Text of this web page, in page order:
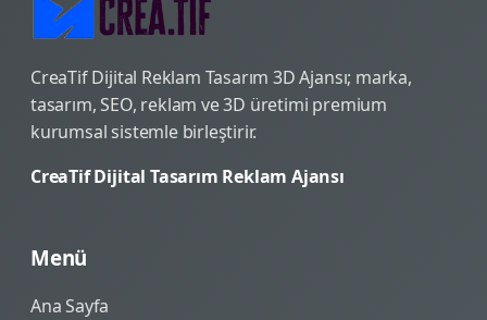
CreaTif Dijital Reklam Tasarım 3D Ajansı; marka,
tasarım, SEO, reklam ve 3D üretimi premium
kurumsal sistemle birleştirir.
CreaTif Dijital Tasarım Reklam Ajansı
Menü
Ana Sayfa